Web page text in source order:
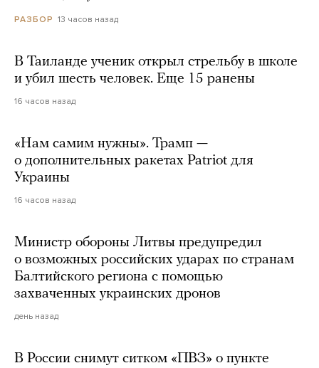
РАЗБОР 13 часов назад
В Таиланде ученик открыл стрельбу в школе
и убил шесть человек. Еще 15 ранены
16 часов назад
«Нам самим нужны». Трамп —
о дополнительных ракетах Patriot для
Украины
16 часов назад
Министр обороны Литвы предупредил
о возможных российских ударах по странам
Балтийского региона с помощью
захваченных украинских дронов
день назад
В России снимут ситком «ПВЗ» о пункте